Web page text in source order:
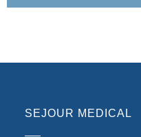
SEJOUR MEDICAL